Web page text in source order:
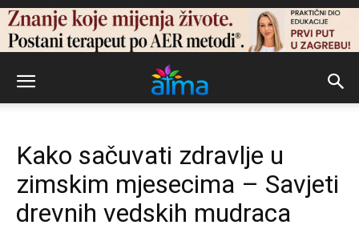
Kako sačuvati zdravlje u
zimskim mjesecima – Savjeti
drevnih vedskih mudraca